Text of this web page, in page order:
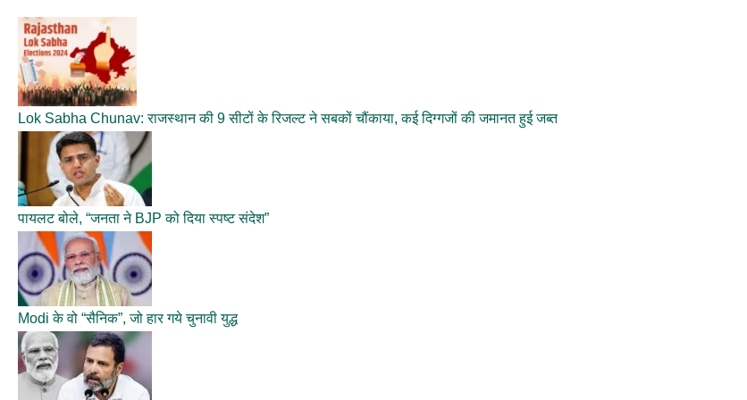
Lok Sabha Chunav: राजस्थान की 9 सीटों के रिजल्ट ने सबकों चौंकाया, कई दिग्गजों की जमानत हुई जब्त
पायलट बोले, “जनता ने BJP को दिया स्पष्ट संदेश”
Modi के वो “सैनिक”, जो हार गये चुनावी युद्ध